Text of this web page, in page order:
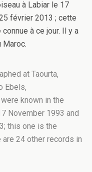
à Labiar le 17
février 2013 ; cette
à ce jour. Il y a
Maroc.
at Taourta,
Ebels,
known in the
November 1993 and
this one is the
24 other records in